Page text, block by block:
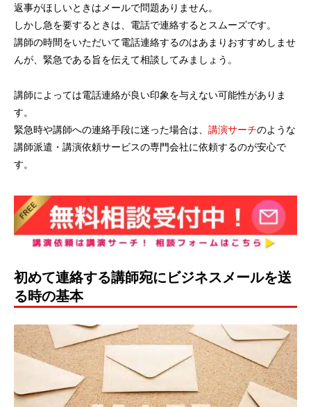
返事がほしいときはメールで問題ありません。
しかし急を要するときは、電話で連絡するとスムーズです。
講師の時間をいただいて電話連絡するのはあまりおすすめしませ
んが、緊急である旨を伝えて相談してみましょう。
講師によっては電話連絡が良い印象を与えない可能性がありま
す。
緊急時や講師への連絡手段に迷った場合は、 講演サーチのような
講師派遣・講演依頼サービスの専門会社に依頼するのが安心で
す。
初めて連絡する講師宛にビジネスメールを送
る時の基本